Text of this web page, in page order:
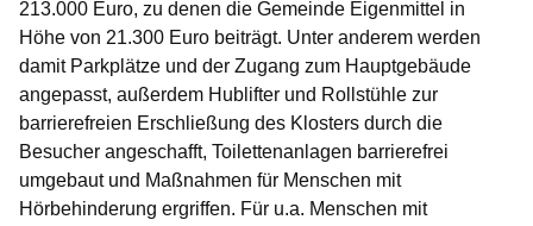
213.000 Euro, zu denen die Gemeinde Eigenmittel in
Höhe von 21.300 Euro beiträgt. Unter anderem werden
damit Parkplätze und der Zugang zum Hauptgebäude
angepasst, außerdem Hublifter und Rollstühle zur
barrierefreien Erschließung des Klosters durch die
Besucher angeschafft, Toilettenanlagen barrierefrei
umgebaut und Maßnahmen für Menschen mit
Hörbehinderung ergriffen. Für u.a. Menschen mit